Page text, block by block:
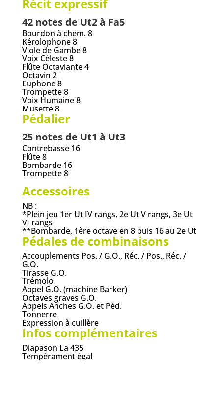
Récit expressif
42 notes de Ut2 à Fa5
Bourdon à chem. 8
Kérolophone 8
Viole de Gambe 8
Voix Céleste 8
Flûte Octaviante 4
Octavin 2
Euphone 8
Trompette 8
Voix Humaine 8
Musette 8
Pédalier
25 notes de Ut1 à Ut3
Contrebasse 16
Flûte 8
Bombarde 16
Trompette 8
Accessoires
NB :
*Plein jeu 1er Ut IV rangs, 2e Ut V rangs, 3e Ut
VI rangs
**Bombarde, 1ère octave en 8 puis 16 au 2e Ut
Pédales de combinaisons
Accouplements Pos. / G.O., Réc. / Pos., Réc. /
G.O.
Tirasse G.O.
Trémolo
Appel G.O. (machine Barker)
Octaves graves G.O.
Appels Anches G.O. et Péd.
Tonnerre
Expression à cuillère
Infos complémentaires
Diapason La 435
Tempérament égal